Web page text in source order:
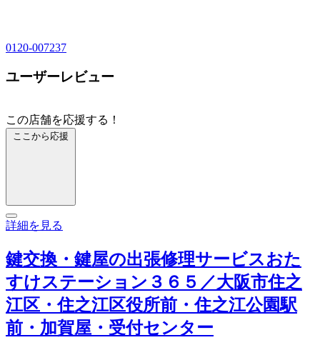
0120-007237
ユーザーレビュー
この店舗を応援する！
ここから応援
詳細を見る
鍵交換・鍵屋の出張修理サービスおた
すけステーション３６５／大阪市住之
江区・住之江区役所前・住之江公園駅
前・加賀屋・受付センター